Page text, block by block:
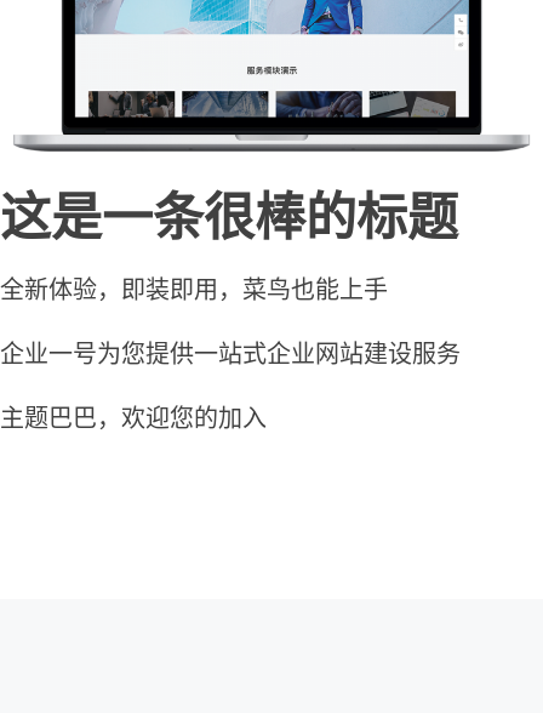
这是一条很棒的标题
全新体验，即装即用，菜鸟也能上手
企业一号为您提供一站式企业网站建设服务
主题巴巴，欢迎您的加入